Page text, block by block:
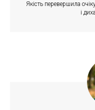
Якість перевершила
і